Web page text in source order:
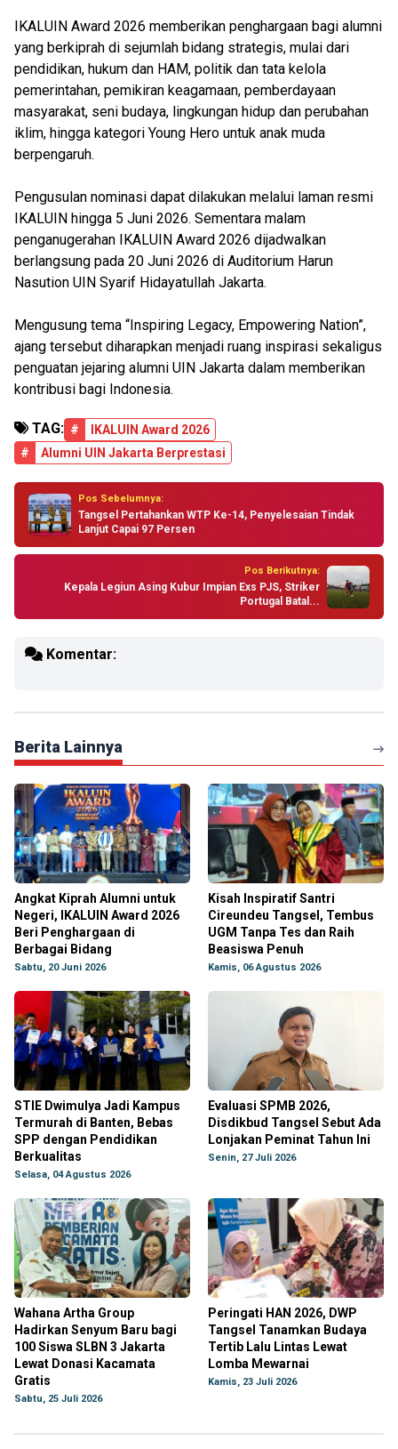
IKALUIN Award 2026 memberikan penghargaan bagi alumni
yang berkiprah di sejumlah bidang strategis, mulai dari
pendidikan, hukum dan HAM, politik dan tata kelola
pemerintahan, pemikiran keagamaan, pemberdayaan
masyarakat, seni budaya, lingkungan hidup dan perubahan
iklim, hingga kategori Young Hero untuk anak muda
berpengaruh.
Pengusulan nominasi dapat dilakukan melalui laman resmi
IKALUIN hingga 5 Juni 2026. Sementara malam
penganugerahan IKALUIN Award 2026 dijadwalkan
berlangsung pada 20 Juni 2026 di Auditorium Harun
Nasution UIN Syarif Hidayatullah Jakarta.
Mengusung tema “Inspiring Legacy, Empowering Nation”,
ajang tersebut diharapkan menjadi ruang inspirasi sekaligus
penguatan jejaring alumni UIN Jakarta dalam memberikan
kontribusi bagi Indonesia.
TAG: #
IKALUIN Award 2026
#
Alumni UIN Jakarta Berprestasi
Pos Sebelumnya:
Tangsel Pertahankan WTP Ke-14, Penyelesaian Tindak
Lanjut Capai 97 Persen
Pos Berikutnya:
Kepala Legiun Asing Kubur Impian Exs PJS, Striker
Portugal Batal...
Komentar:
Berita Lainnya
Angkat Kiprah Alumni untuk
Negeri, IKALUIN Award 2026
Beri Penghargaan di
Berbagai Bidang
Sabtu, 20 Juni 2026
Kisah Inspiratif Santri
Cireundeu Tangsel, Tembus
UGM Tanpa Tes dan Raih
Beasiswa Penuh
Kamis, 06 Agustus 2026
STIE Dwimulya Jadi Kampus
Termurah di Banten, Bebas
SPP dengan Pendidikan
Berkualitas
Selasa, 04 Agustus 2026
Evaluasi SPMB 2026,
Disdikbud Tangsel Sebut Ada
Lonjakan Peminat Tahun Ini
Senin, 27 Juli 2026
Wahana Artha Group
Hadirkan Senyum Baru bagi
100 Siswa SLBN 3 Jakarta
Lewat Donasi Kacamata
Gratis
Sabtu, 25 Juli 2026
Peringati HAN 2026, DWP
Tangsel Tanamkan Budaya
Tertib Lalu Lintas Lewat
Lomba Mewarnai
Kamis, 23 Juli 2026